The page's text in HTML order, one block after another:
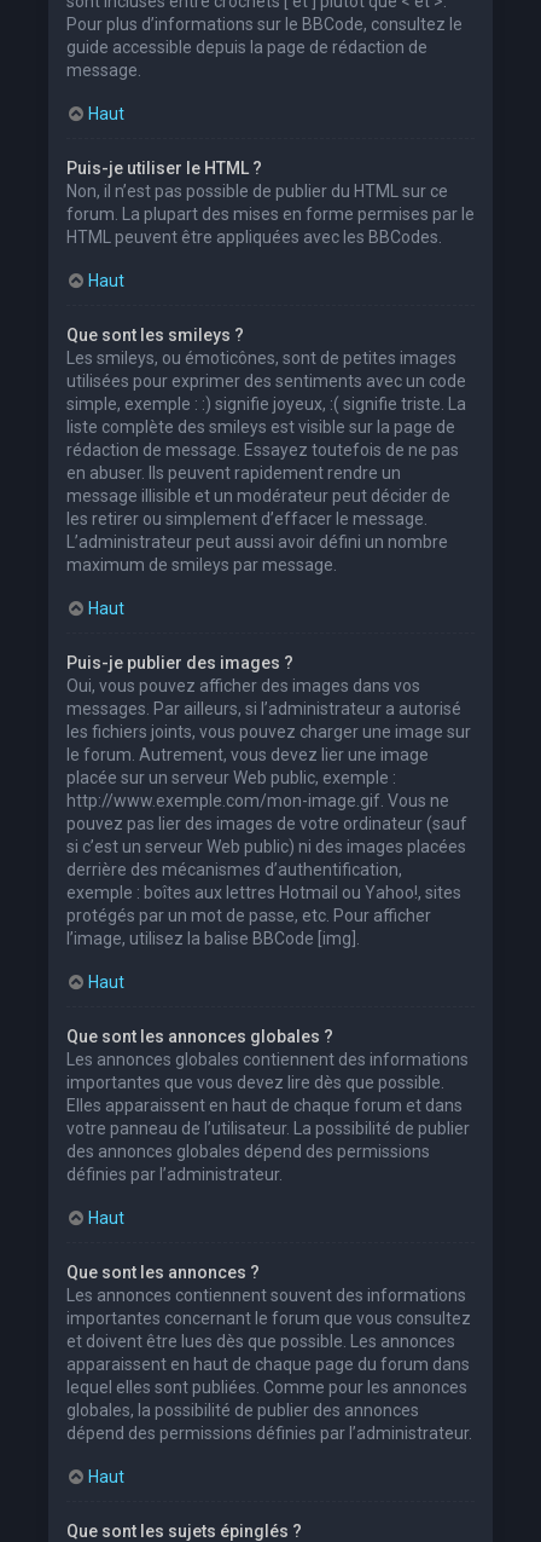
Pour plus d’informations sur le BBCode, consultez le
guide accessible depuis la page de rédaction de
message.
Haut
Puis-je utiliser le HTML ?
Non, il n’est pas possible de publier du HTML sur ce
forum. La plupart des mises en forme permises par le
HTML peuvent être appliquées avec les BBCodes.
Haut
Que sont les smileys ?
Les smileys, ou émoticônes, sont de petites images
utilisées pour exprimer des sentiments avec un code
simple, exemple : :) signifie joyeux, :( signifie triste. La
liste complète des smileys est visible sur la page de
rédaction de message. Essayez toutefois de ne pas
en abuser. Ils peuvent rapidement rendre un
message illisible et un modérateur peut décider de
les retirer ou simplement d’effacer le message.
L’administrateur peut aussi avoir défini un nombre
maximum de smileys par message.
Haut
Puis-je publier des images ?
Oui, vous pouvez afficher des images dans vos
messages. Par ailleurs, si l’administrateur a autorisé
les fichiers joints, vous pouvez charger une image sur
le forum. Autrement, vous devez lier une image
placée sur un serveur Web public, exemple :
http://www.exemple.com/mon-image.gif. Vous ne
pouvez pas lier des images de votre ordinateur (sauf
si c’est un serveur Web public) ni des images placées
derrière des mécanismes d’authentification,
exemple : boîtes aux lettres Hotmail ou Yahoo!, sites
protégés par un mot de passe, etc. Pour afficher
l’image, utilisez la balise BBCode [img].
Haut
Que sont les annonces globales ?
Les annonces globales contiennent des informations
importantes que vous devez lire dès que possible.
Elles apparaissent en haut de chaque forum et dans
votre panneau de l’utilisateur. La possibilité de publier
des annonces globales dépend des permissions
définies par l’administrateur.
Haut
Que sont les annonces ?
Les annonces contiennent souvent des informations
importantes concernant le forum que vous consultez
et doivent être lues dès que possible. Les annonces
apparaissent en haut de chaque page du forum dans
lequel elles sont publiées. Comme pour les annonces
globales, la possibilité de publier des annonces
dépend des permissions définies par l’administrateur.
Haut
Que sont les sujets épinglés ?